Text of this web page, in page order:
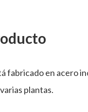
fabricado en acero
plantas.